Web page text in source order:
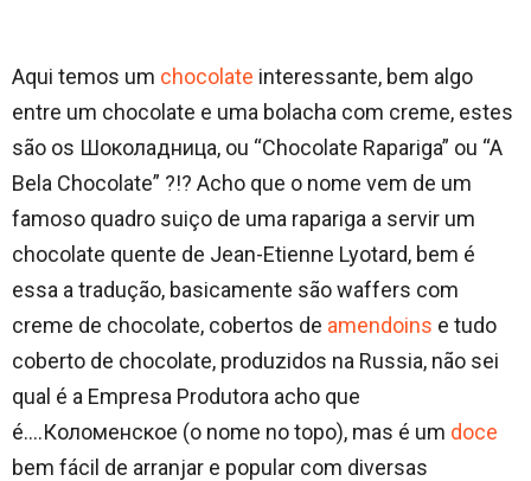
Aqui temos um chocolate interessante, bem algo
entre um chocolate e uma bolacha com creme, estes
são os Шоколадница, ou “Chocolate Rapariga” ou “A
Bela Chocolate” ?!? Acho que o nome vem de um
famoso quadro suiço de uma rapariga a servir um
chocolate quente de Jean-Etienne Lyotard, bem é
essa a tradução, basicamente são waffers com
creme de chocolate, cobertos de amendoins e tudo
coberto de chocolate, produzidos na Russia, não sei
qual é a Empresa Produtora acho que
é….Коломенское (o nome no topo), mas é um doce
bem fácil de arranjar e popular com diversas